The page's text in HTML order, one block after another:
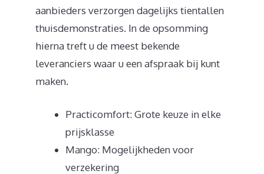
aanbieders verzorgen dagelijks tientallen
thuisdemonstraties. In de opsomming
hierna treft u de meest bekende
leveranciers waar u een afspraak bij kunt
maken.
Practicomfort: Grote keuze in elke
prijsklasse
Mango: Mogelijkheden voor
verzekering